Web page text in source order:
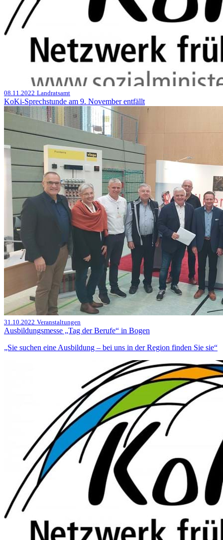
08.11.2022 Landratsamt
KoKi-Sprechstunde am 9. November entfällt
31.10.2022 Veranstaltungen
Ausbildungsmesse „Tag der Berufe“ in Bogen
„Sie suchen eine Ausbildung – bei uns in der Region finden Sie sie“